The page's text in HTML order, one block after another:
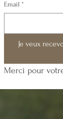
Email *
Je veux
Merci pour